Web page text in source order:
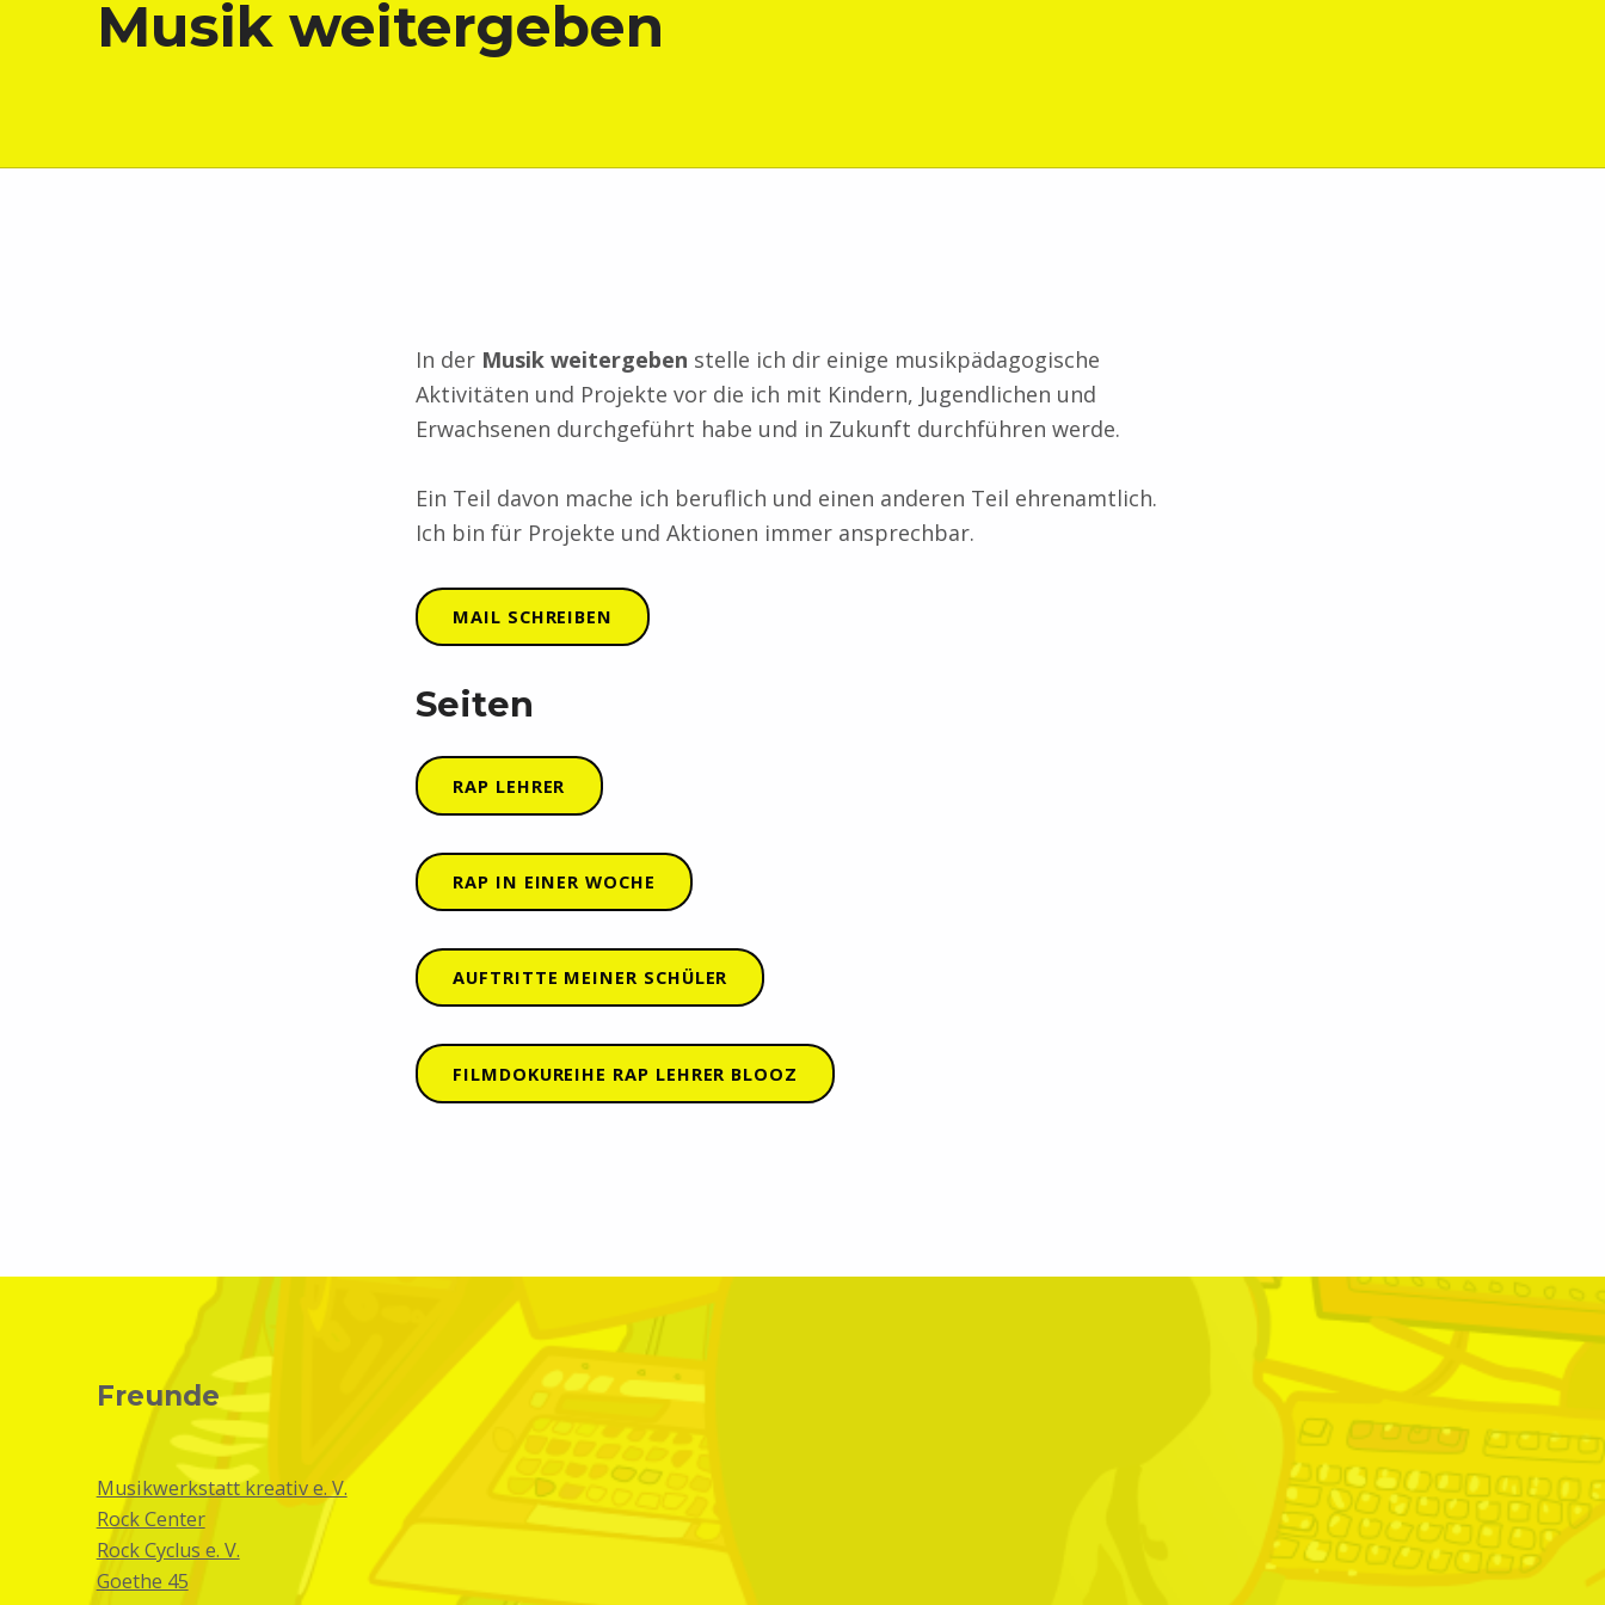
Musik weitergeben
In der Musik weitergeben stelle ich dir einige musikpädagogische
Aktivitäten und Projekte vor die ich mit Kindern, Jugendlichen und
Erwachsenen durchgeführt habe und in Zukunft durchführen werde.
Ein Teil davon mache ich beruflich und einen anderen Teil ehrenamtlich.
Ich bin für Projekte und Aktionen immer ansprechbar.
MAIL SCHREIBEN
Seiten
RAP LEHRER
RAP IN EINER WOCHE
AUFTRITTE MEINER SCHÜLER
FILMDOKUREIHE RAP LEHRER BLOOZ
Skip back to main navigation
Freunde
Musikwerkstatt kreativ e. V.
Rock Center
Rock Cyclus e. V.
Goethe 45